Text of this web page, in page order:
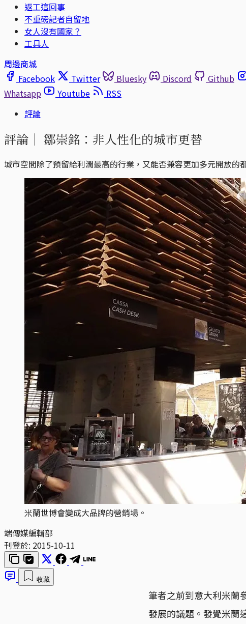
返工這回事
不重磅記者自留地
女人沒有國家？
工具人
周邊商城
Facebook
Twitter Bluesky Discord Github
Whatsapp
Youtube
RSS
評論
評論｜ 鄒崇銘：非人性化的城市更替
城市空間除了預留給利潤最高的行業，又能否兼容更加多元開放的
米蘭世博會變成大品牌的營銷場。
端傳媒編輯部
刊登於: 2015-10-11
收藏
筆者之前到意大利米蘭
發展的議題。發覺米蘭